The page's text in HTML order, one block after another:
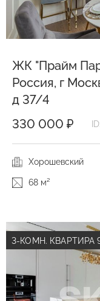
ЖК "Прайм
Россия, г
д 37/4
330 000 ₽
Хорошевский
68 м²
3-КОМН. КВАРТИРА